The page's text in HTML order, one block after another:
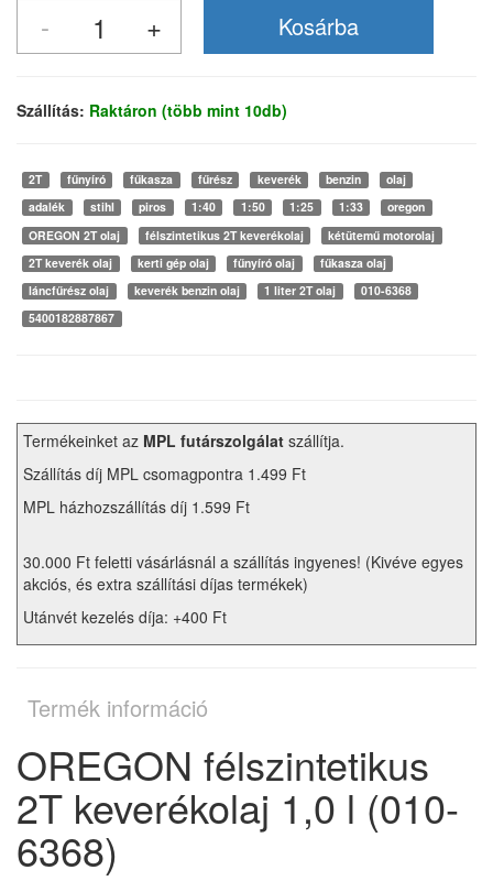
Szállítás: Raktáron (több mint 10db)
2T fűnyíró fűkasza fűrész keverék benzin
olaj
adalék
stihl piros 1:40 1:50 1:25 1:33
oregon
OREGON 2T olaj
félszintetikus 2T keverékolaj
kétütemű motorolaj
2T keverék olaj
kerti gép olaj fűnyíró olaj
fűkasza olaj
láncfűrész olaj
keverék benzin olaj 1 liter 2T olaj
010-6368
5400182887867
Termékeinket az MPL futárszolgálat szállítja.
Szállítás díj MPL csomagpontra 1.499 Ft
MPL házhozszállítás díj 1.599 Ft
30.000 Ft feletti vásárlásnál a szállítás ingyenes! (Kivéve egyes
akciós, és extra szállítási díjas termékek)
Utánvét kezelés díja: +400 Ft
Termék információ
OREGON félszintetikus
2T keverékolaj 1,0 l (010-
6368)